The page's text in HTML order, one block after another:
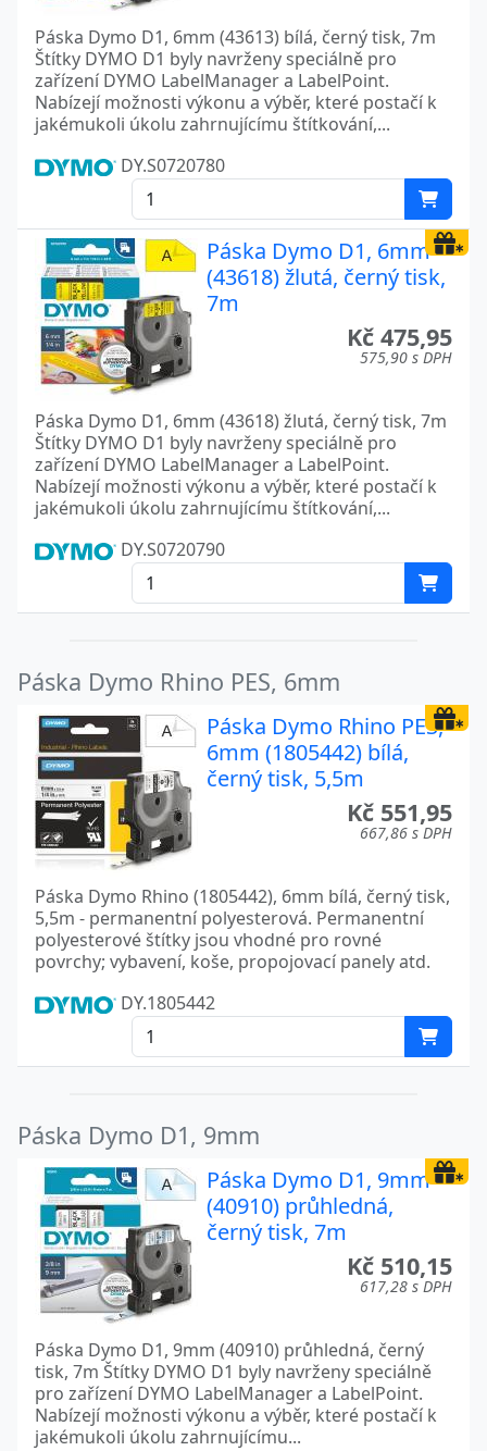
Páska Dymo D1, 6mm (43613) bílá, černý tisk, 7m
Štítky DYMO D1 byly navrženy speciálně pro
zařízení DYMO LabelManager a LabelPoint.
Nabízejí možnosti výkonu a výběr, které postačí k
jakémukoli úkolu zahrnujícímu štítkování,...
DY.S0720780
Páska Dymo D1, 6mm
(43618) žlutá, černý tisk,
7m
Kč 475,95
575,90 s DPH
Páska Dymo D1, 6mm (43618) žlutá, černý tisk, 7m
Štítky DYMO D1 byly navrženy speciálně pro
zařízení DYMO LabelManager a LabelPoint.
Nabízejí možnosti výkonu a výběr, které postačí k
jakémukoli úkolu zahrnujícímu štítkování,...
DY.S0720790
Páska Dymo Rhino PES, 6mm
Páska Dymo Rhino PES,
6mm (1805442) bílá,
černý tisk, 5,5m
Kč 551,95
667,86 s DPH
Páska Dymo Rhino (1805442), 6mm bílá, černý tisk,
5,5m - permanentní polyesterová. Permanentní
polyesterové štítky jsou vhodné pro rovné
povrchy; vybavení, koše, propojovací panely atd.
DY.1805442
Páska Dymo D1, 9mm
Páska Dymo D1, 9mm
(40910) průhledná,
černý tisk, 7m
Kč 510,15
617,28 s DPH
Páska Dymo D1, 9mm (40910) průhledná, černý
tisk, 7m Štítky DYMO D1 byly navrženy speciálně
pro zařízení DYMO LabelManager a LabelPoint.
Nabízejí možnosti výkonu a výběr, které postačí k
jakémukoli úkolu zahrnujícímu...